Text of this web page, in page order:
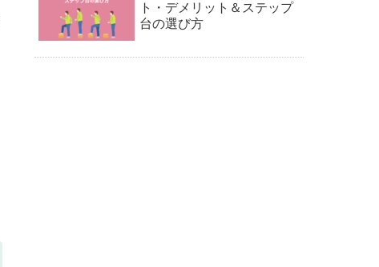
ト・デメリット＆ステップ
台の選び方